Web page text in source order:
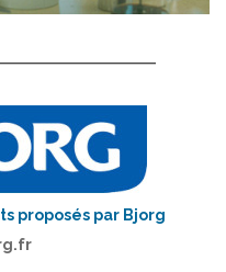
proposés par Bjorg